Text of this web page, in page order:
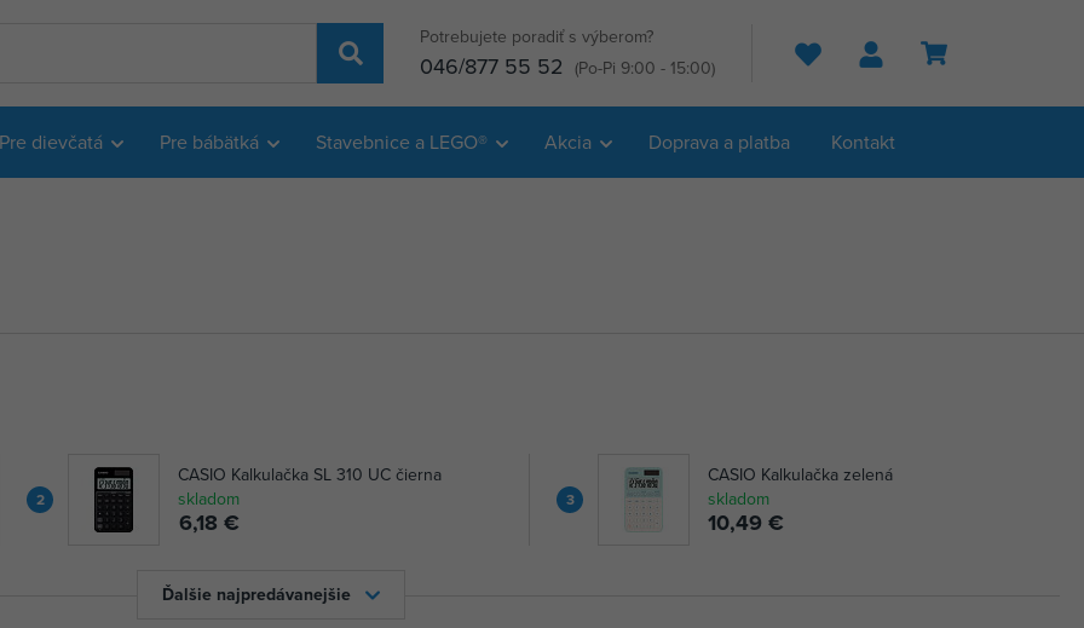
Potrebujete poradiť s výberom?
046/877 55 52 (Po-Pi 9:00 - 15:00) Hľadať
Pre dievčatá Pre bábätká Stavebnice a LEGO® Akcia Doprava a platba Kontakt
2
CASIO Kalkulačka SL 310 UC čierna
skladom
6,18 €
3
CASIO Kalkulačka zelená
skladom
10,49 €
Ďalšie najpredávanejšie